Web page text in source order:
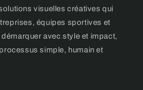
visuelles créatives qui
équipes sportives et
avec style et impact,
simple, humain et